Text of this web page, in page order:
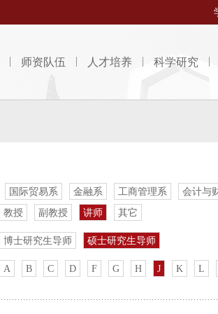
师资队伍 人才培养 科学研究
国际贸易系 金融系 工商管理系 会计与
教授 副教授 讲师 其它
博士研究生导师 硕士研究生导师
A B C D F G H J K L